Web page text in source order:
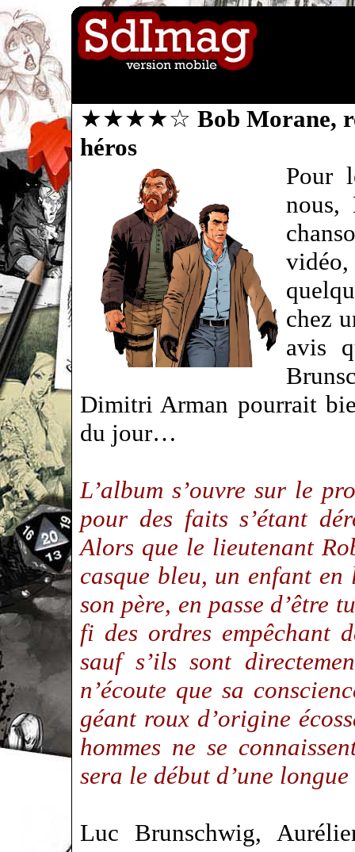
★★★★☆ Bob Morane,
héros
Pour
nous,
chez
avis
Dimitri Arman pourrait
du jour…
L’album s’ouvre sur le
pour des faits s’étant
Alors que le lieutenant
casque bleu, un enfant
son père, en passe d’être
fi des ordres empêchant
sauf s’ils sont
n’écoute que sa
géant roux d’origine
hommes ne se
sera le début d’une
Luc Brunschwig,